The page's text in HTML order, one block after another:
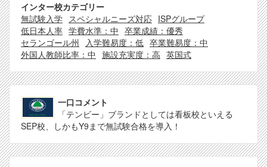
インター校カテゴリー
無試験入学 スペシャルニーズ対応 ISPグループ
低日本人率 学費水準：中 卒業成績：優秀
セランゴール州
入学難易度：低 卒業難易度：中
外国人教師比率：中 施設充実度：高 英国式
一口コメント
「テンビー」ブランドとしては看板校といえる
SEP校、しかもY9まで無試験合格を導入！